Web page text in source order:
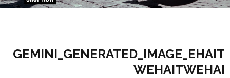
GEMINI_GENERATED_IMAGE_EHAIT
WEHAITWEHAI